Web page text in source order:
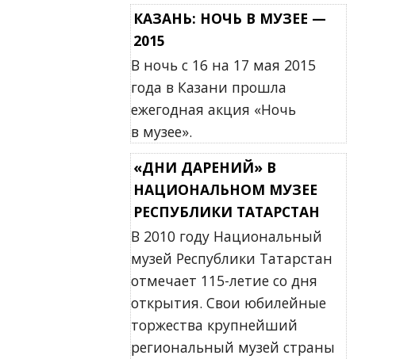
КАЗАНЬ: НОЧЬ В МУЗЕЕ —
2015
В ночь с 16 на 17 мая 2015
года в Казани прошла
ежегодная акция «Ночь
в музее».
«ДНИ ДАРЕНИЙ» В
НАЦИОНАЛЬНОМ МУЗЕЕ
РЕСПУБЛИКИ ТАТАРСТАН
В 2010 году Национальный
музей Республики Татарстан
отмечает 115-летие со дня
открытия. Свои юбилейные
торжества крупнейший
региональный музей страны